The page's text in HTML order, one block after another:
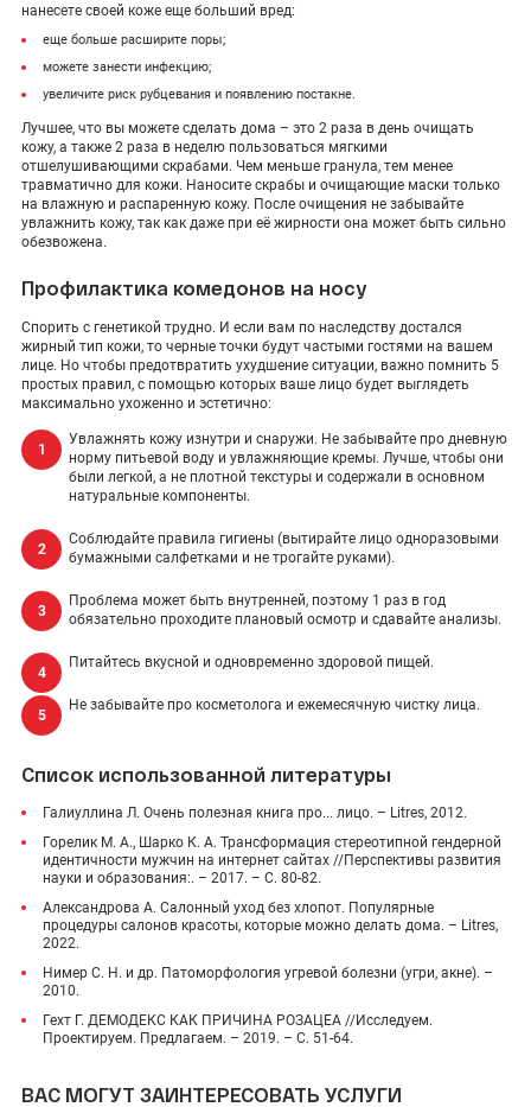
нанесете своей коже еще больший вред:
еще больше расширите поры;
можете занести инфекцию;
увеличите риск рубцевания и появлению постакне.
Лучшее, что вы можете сделать дома – это 2 раза в день очищать
кожу, а также 2 раза в неделю пользоваться мягкими
отшелушивающими скрабами. Чем меньше гранула, тем менее
травматично для кожи. Наносите скрабы и очищающие маски только
на влажную и распаренную кожу. После очищения не забывайте
увлажнить кожу, так как даже при её жирности она может быть сильно
обезвожена.
Профилактика комедонов на носу
Спорить с генетикой трудно. И если вам по наследству достался
жирный тип кожи, то черные точки будут частыми гостями на вашем
лице. Но чтобы предотвратить ухудшение ситуации, важно помнить 5
простых правил, с помощью которых ваше лицо будет выглядеть
максимально ухоженно и эстетично:
Увлажнять кожу изнутри и снаружи. Не забывайте про дневную
норму питьевой воду и увлажняющие кремы. Лучше, чтобы они
были легкой, а не плотной текстуры и содержали в основном
натуральные компоненты.
Соблюдайте правила гигиены (вытирайте лицо одноразовыми
бумажными салфетками и не трогайте руками).
Проблема может быть внутренней, поэтому 1 раз в год
обязательно проходите плановый осмотр и сдавайте анализы.
Питайтесь вкусной и одновременно здоровой пищей.
Не забывайте про косметолога и ежемесячную чистку лица.
Список использованной литературы
Галиуллина Л. Очень полезная книга про... лицо. – Litres, 2012.
Горелик М. А., Шарко К. А. Трансформация стереотипной гендерной
идентичности мужчин на интернет сайтах //Перспективы развития
науки и образования:. – 2017. – С. 80-82.
Александрова А. Салонный уход без хлопот. Популярные
процедуры салонов красоты, которые можно делать дома. – Litres,
2022.
Нимер С. Н. и др. Патоморфология угревой болезни (угри, акне). –
2010.
Гехт Г. ДЕМОДЕКС КАК ПРИЧИНА РОЗАЦЕА //Исследуем.
Проектируем. Предлагаем. – 2019. – С. 51-64.
ВАС МОГУТ ЗАИНТЕРЕСОВАТЬ УСЛУГИ